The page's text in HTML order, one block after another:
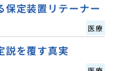
保定装置リテーナー
医療
説を覆す真実